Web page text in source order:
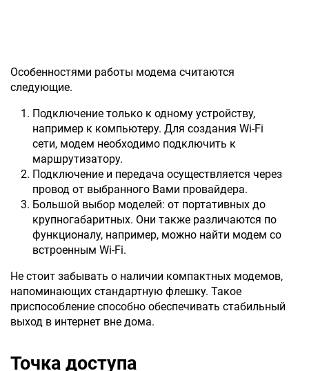
Особенностями работы модема считаются
следующие.
Подключение только к одному устройству,
например к компьютеру. Для создания Wi-Fi
сети, модем необходимо подключить к
маршрутизатору.
Подключение и передача осуществляется через
провод от выбранного Вами провайдера.
Большой выбор моделей: от портативных до
крупногабаритных. Они также различаются по
функционалу, например, можно найти модем со
встроенным Wi-Fi.
Не стоит забывать о наличии компактных модемов,
напоминающих стандартную флешку. Такое
приспособление способно обеспечивать стабильный
выход в интернет вне дома.
Точка доступа